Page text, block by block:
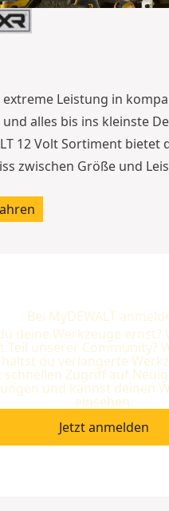
Leistung in
alles bis ins kleinste
12 Volt Sortiment bietet
zwischen Größe und
Bei MyDEWALT
deine Werkzeuge ernst?
Teil unserer Community?
du verlängerte
schnellen Zugriff auf
und kannst deinen
einsehen.
Jetzt anmelden